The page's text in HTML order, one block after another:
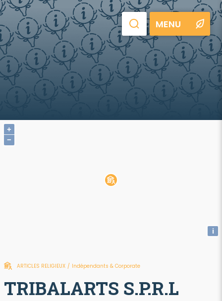
MENU
+
−
i
ARTICLES RELIGIEUX / Indépendants & Corporate
TRIBALARTS S.P.R.L